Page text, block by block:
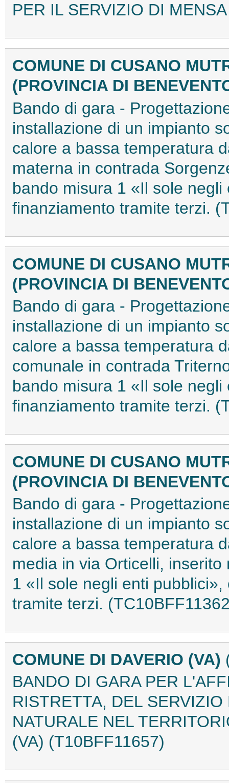
PER IL SERVIZIO DI
COMUNE DI CUSANO
(PROVINCIA DI
Bando di gara -
installazione di un impianto
calore a bassa temperatura
materna in contrada
bando misura 1 «Il sole
finanziamento tramite terzi.
COMUNE DI CUSANO
(PROVINCIA DI
Bando di gara -
installazione di un impianto
calore a bassa temperatura
comunale in contrada
bando misura 1 «Il sole
finanziamento tramite terzi.
COMUNE DI CUSANO
(PROVINCIA DI
Bando di gara -
installazione di un impianto
calore a bassa temperatura
media in via Orticelli,
1 «Il sole negli enti
tramite terzi.
COMUNE DI DAVERIO (VA)
BANDO DI GARA PER
RISTRETTA, DEL
NATURALE NEL
(VA) (T10BFF11657)